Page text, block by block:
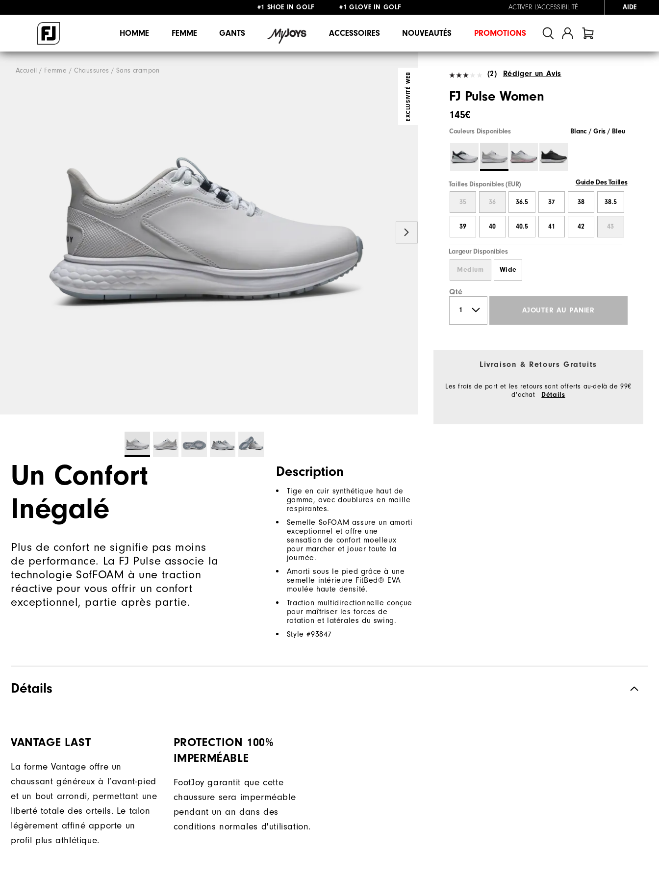
#1 SHOE IN GOLF #1 GLOVE IN GOLF
ACTIVER L'ACCESSIBILITÉ AIDE
HOMME FEMME GANTS ACCESSOIRES NOUVEAUTÉS PROMOTIONS
Accueil Femme Chaussures Sans crampon
EXCLUSIVITÉ WEB (2) Rédiger un Avis
FJ Pulse Women
145€
Couleurs Disponibles Blanc / Gris / Bleu
Tailles Disponibles (EUR) Guide Des Tailles
35 36 36.5 37 38 38.5
39 40 40.5 41 42 43
Largeur Disponibles
Medium Wide
Qté
AJOUTER AU PANIER
Livraison & Retours Gratuits
Les frais de port et les retours sont offerts au-delà de 99€
d'achat
Détails
Un Confort
Inégalé
Plus de confort ne signifie pas moins
de performance. La FJ Pulse associe la
technologie SofFOAM à une traction
réactive pour vous offrir un confort
exceptionnel, partie après partie.
Description
Tige en cuir synthétique haut de
gamme, avec doublures en maille
respirantes.
Semelle SoFOAM assure un amorti
exceptionnel et offre une
sensation de confort moelleux
pour marcher et jouer toute la
journée.
Amorti sous le pied grâce à une
semelle intérieure FitBed® EVA
moulée haute densité.
Traction multidirectionnelle conçue
pour maîtriser les forces de
rotation et latérales du swing.
Style #93847
Détails
VANTAGE LAST
La forme Vantage offre un
chaussant généreux à l’avant-pied
et un bout arrondi, permettant une
liberté totale des orteils. Le talon
légèrement affiné apporte un
profil plus athlétique.
PROTECTION 100%
IMPERMÉABLE
FootJoy garantit que cette
chaussure sera imperméable
pendant un an dans des
conditions normales d'utilisation.